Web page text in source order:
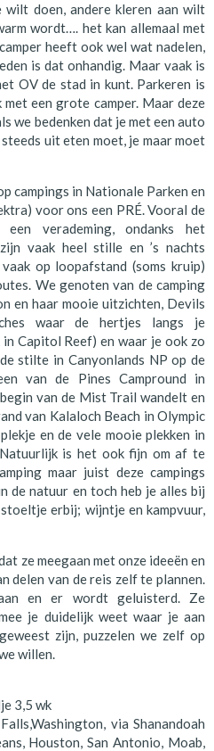
wilt doen, andere kleren aan wilt
wordt…. het kan allemaal met
heeft ook wel wat nadelen,
is dat onhandig. Maar vaak is
OV de stad in kunt. Parkeren is
een grote camper. Maar deze
we bedenken dat je met een auto
uit eten moet, je maar moet
campings in Nationale Parken en
voor ons een PRÉ. Vooral de
verademing, ondanks het
vaak heel stille en ’s nachts
op loopafstand (soms kruip)
We genoten van de camping
en haar mooie uitzichten, Devils
waar de hertjes langs je
Capitol Reef) en waar je ook zo
stilte in Canyonlands NP op de
van de Pines Campround in
van de Mist Trail wandelt en
van Kalaloch Beach in Olympic
en de vele mooie plekken in
is het ook fijn om af te
maar juist deze campings
de natuur en toch heb je alles bij
erbij; wijntje en kampvuur,
ze meegaan met onze ideeën en
delen van de reis zelf te plannen.
en er wordt geluisterd. Ze
je duidelijk weet waar je aan
zijn, puzzelen we zelf op
willen.
3,5 wk
via Shanandoah
Houston, San Antonio, Moab,